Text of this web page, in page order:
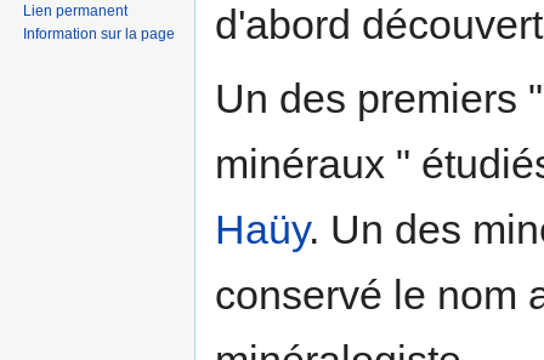
d'abord
Un des premiers
minéraux "
Haüy. Un des
conservé le nom
Lien permanent
Information sur la page